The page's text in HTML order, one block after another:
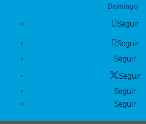
Domingo
Seguir
Seguir
Seguir
Seguir
Seguir
Seguir